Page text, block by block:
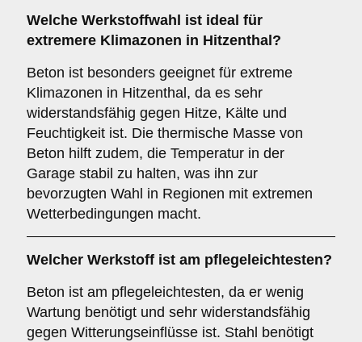
Welche Werkstoffwahl ist ideal für
extremere Klimazonen in Hitzenthal?
Beton ist besonders geeignet für extreme
Klimazonen in Hitzenthal, da es sehr
widerstandsfähig gegen Hitze, Kälte und
Feuchtigkeit ist. Die thermische Masse von
Beton hilft zudem, die Temperatur in der
Garage stabil zu halten, was ihn zur
bevorzugten Wahl in Regionen mit extremen
Wetterbedingungen macht.
Welcher Werkstoff ist am pflegeleichtesten?
Beton ist am pflegeleichtesten, da er wenig
Wartung benötigt und sehr widerstandsfähig
gegen Witterungseinflüsse ist. Stahl benötigt